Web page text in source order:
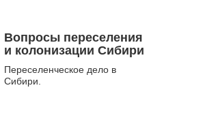
Вопросы переселения
и колонизации Сибири
Переселенческое дело в
Сибири.